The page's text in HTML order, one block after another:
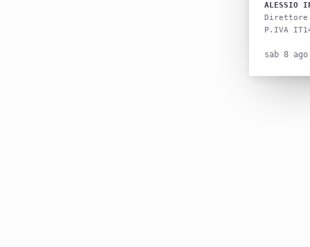
ALESSIO
Direttore
P.IVA
sab 8